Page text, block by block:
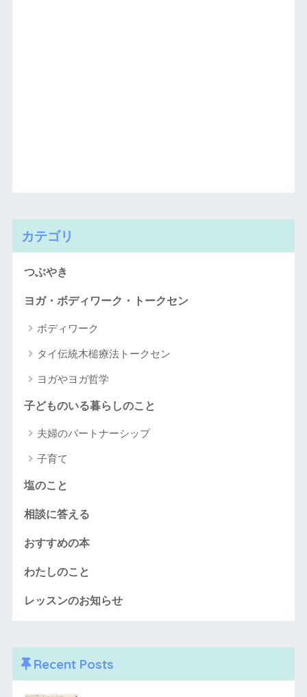
カテゴリ
つぶやき
ヨガ・ボディワーク・トークセン
ボディワーク
タイ伝統木槌療法トークセン
ヨガやヨガ哲学
子どものいる暮らしのこと
夫婦のパートナーシップ
子育て
塩のこと
相談に答える
おすすめの本
わたしのこと
レッスンのお知らせ
Recent Posts